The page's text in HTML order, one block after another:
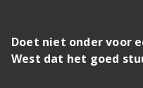
Doet niet onder voor
West dat het goed